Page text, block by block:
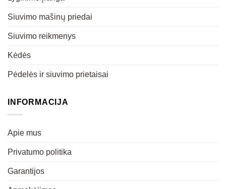
Siuvimo mašinų priedai
Siuvimo reikmenys
Kėdės
Pėdelės ir siuvimo prietaisai
INFORMACIJA
Apie mus
Privatumo politika
Garantijos